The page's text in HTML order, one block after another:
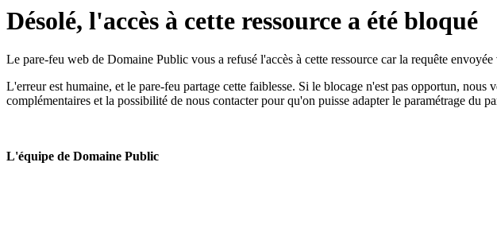
Désolé, l'accès à cette ressource a été bloqué
Le pare-feu web de Domaine Public vous a refusé l'accès à cette ressource car la requête envoyée
L'erreur est humaine, et le pare-feu partage cette faiblesse. Si le blocage n'est pas opportun, nous
complémentaires et la possibilité de nous contacter pour qu'on puisse adapter le paramétrage du
L'équipe de Domaine Public